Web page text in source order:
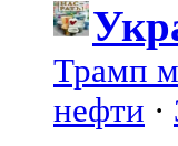
Трамп
нефти ·